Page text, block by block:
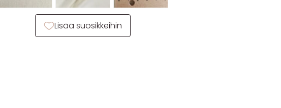
Lisää suosikkeihin